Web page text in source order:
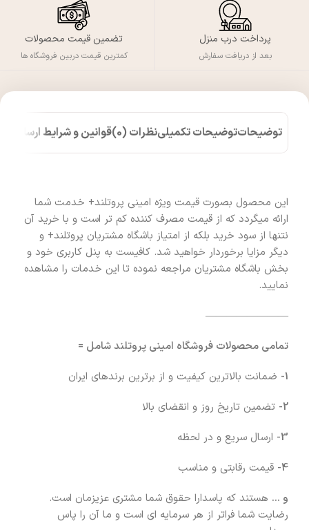
پرداخت درب منزل
بعد از دریافت سفارش
تضمین قیمت محصولات
کمترین قیمت دربین فروشگاه ها
توضیحاتتوضیحات تکمیلینظرات (0) قوانین و شرایط ارسال
این محصول بصورت قیمت ویژه امینی پروتلند+ خدمت شما
ارائه میگردد که از قیمت مصرف کننده کم تر است و با خرید آن
نتنها از سود خرید بلکه از امتیاز باشگاه مشتریان پروتلند+ و
دیگر مزایا برخوردار خواهید شد. کافیست به پنل کاربری خود و
بخش باشگاه مشتریان مراجعه نموده تا این خدمات را مشاهده
نمایید.
————————
تمامی محصولات فروشگاه امینی پروتلند شامل =
1- ضمانت بالاترین کیفیت و از برترین برندهای ایران
2- تضمین تاریخ روز و انقضای بالا
3- ارسال سریع و در لحظه
4- قیمت رقابتی و مناسب
و … هستند که پاسدارا حقوق شما مشتری عزیزمان است.
رضایت شما فراتر از هر سرمایه ای است و ما آن را پاس